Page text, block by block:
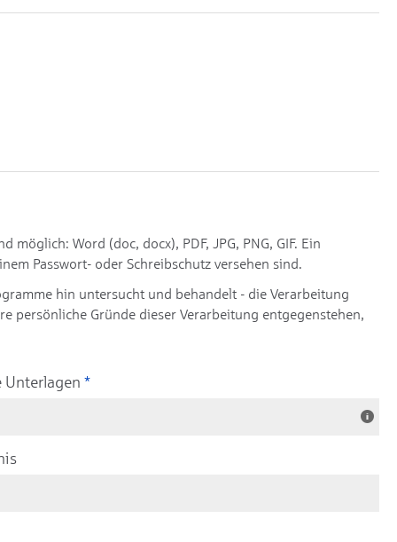
Word (doc, docx), PDF, JPG, PNG, GIF. Ein
Passwort- oder Schreibschutz versehen sind.
hin untersucht und behandelt - die Verarbeitung
persönliche Gründe dieser Verarbeitung entgegenstehen,
Unterlagen*